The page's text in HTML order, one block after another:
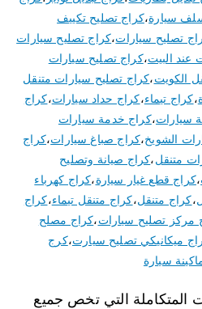
سيارة،كراج تصليح تكييف
تصليح سيارات،كراج تصليح سيارات
عند البيت،كراج تصليح سيارات
الكويت،كراج تصليح سيارات متنقل
،كراج تيماء،كراج حداد سيارات،كراج
سيارات،كراج خدمة سيارات
الشويخ،كراج صباغ سيارات،كراج
متنقل،كراج صيانة وتصليح
،كراج قطع غيار سيارة،كراج كهرباء
،كراج متنقل،كراج متنقل تيماء،كراج
مركز تصليح سيارات،كراج مصلح
ميكانيكي تصليح سيارت،كرج
سيارة
المتكاملة التي تخص جميع